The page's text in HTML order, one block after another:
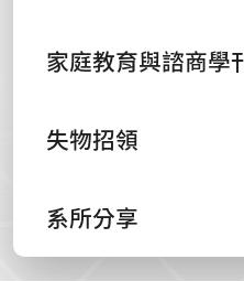
家庭教育與諮商學
失物招領
系所分享